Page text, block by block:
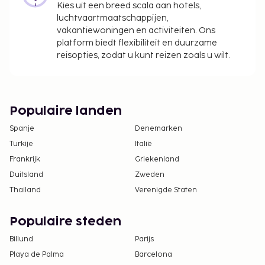
Kies uit een breed scala aan hotels,
luchtvaartmaatschappijen,
vakantiewoningen en activiteiten. Ons
platform biedt flexibiliteit en duurzame
reisopties, zodat u kunt reizen zoals u wilt.
Populaire landen
Spanje
Denemarken
Turkije
Italië
Frankrijk
Griekenland
Duitsland
Zweden
Thailand
Verenigde Staten
Populaire steden
Billund
Parijs
Playa de Palma
Barcelona